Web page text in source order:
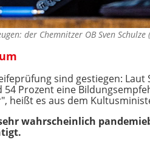
der Chemnitzer OB Sven
sind gestiegen:
Prozent eine
heißt es aus dem
wahrscheinlich